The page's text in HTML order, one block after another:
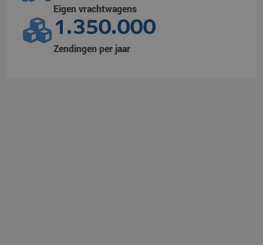
Eigen vrachtwagens
1.350.000
Zendingen per jaar